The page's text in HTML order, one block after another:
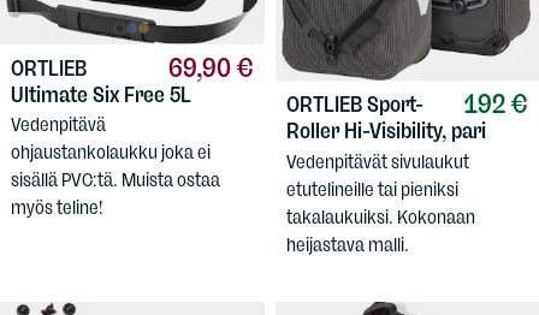
69,90 €
ORTLIEB
Ultimate Six Free 5L
Vedenpitävä
ohjaustankolaukku joka ei
sisällä PVC:tä. Muista ostaa
myös teline!
192 €
ORTLIEBSport-
Roller Hi-Visibility, pari
Vedenpitävät sivulaukut
etutelineille tai pieniksi
takalaukuiksi. Kokonaan
heijastava malli.